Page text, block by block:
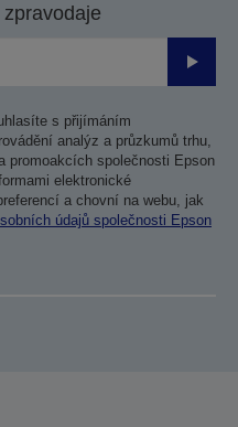
s přijímáním
analýz a průzkumů trhu,
promoakcích společnosti Epson
elektronické
a chovní na webu, jak
údajů společnosti Epson